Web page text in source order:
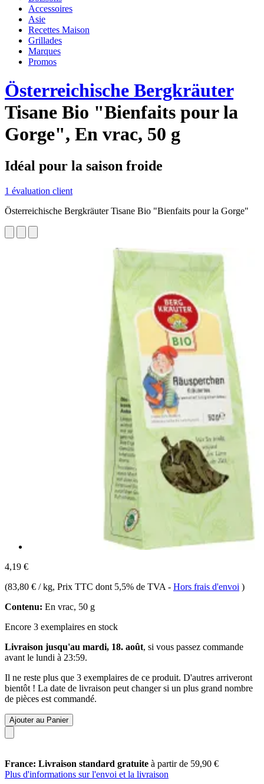
Accessoires
Asie
Recettes Maison
Grillades
Marques
Promos
Österreichische Bergkräuter
Tisane Bio "Bienfaits pour la
Gorge", En vrac, 50 g
Idéal pour la saison froide
1 évaluation client
Österreichische Bergkräuter Tisane Bio "Bienfaits pour la Gorge"
4,19 €
(83,80 € / kg, Prix TTC dont 5,5% de TVA - Hors frais d'envoi )
Contenu: En vrac, 50 g
Encore 3 exemplaires en stock
Livraison jusqu'au mardi, 18. août, si vous passez commande
avant le lundi à 23:59.
Il ne reste plus que 3 exemplaires de ce produit. D'autres arriveront
bientôt ! La date de livraison peut changer si un plus grand nombre
de pièces est commandé.
Ajouter au Panier
France: Livraison standard gratuite à partir de 59,90 €
Plus d'informations sur l'envoi et la livraison